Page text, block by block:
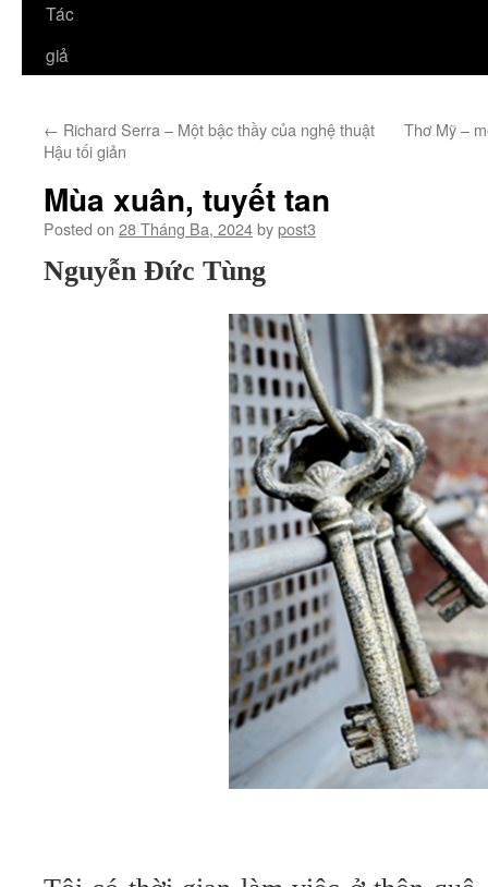
Tác
giả
← Richard Serra – Một bậc thầy của nghệ thuật
Hậu tối giản
Thơ Mỹ –
Mùa xuân, tuyết tan
Posted on 28 Tháng Ba, 2024bypost3
Nguyễn Đức Tùng